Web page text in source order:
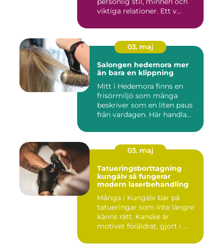
viktiga relationer. Ett v...
03. maj
Salongen hedemora mer
än bara en klippning
Mitt i Hedemora finns en
frisörmiljö som många
beskriver som en liten paus
från vardagen. Här handla...
03. maj
Tatueringsborttagning
kungälv så fungerar
modern laserbehandling
Många i Kungälv bär på
tatueringar som inte längre
känns rätt. Kanske är
motivet föråldrat, gjort i ...